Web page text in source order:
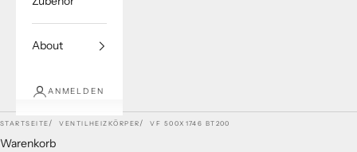
About
ANMELDEN
STARTSEITE VENTILHEIZKÖRPER VF 500X1746 BT200
Warenkorb